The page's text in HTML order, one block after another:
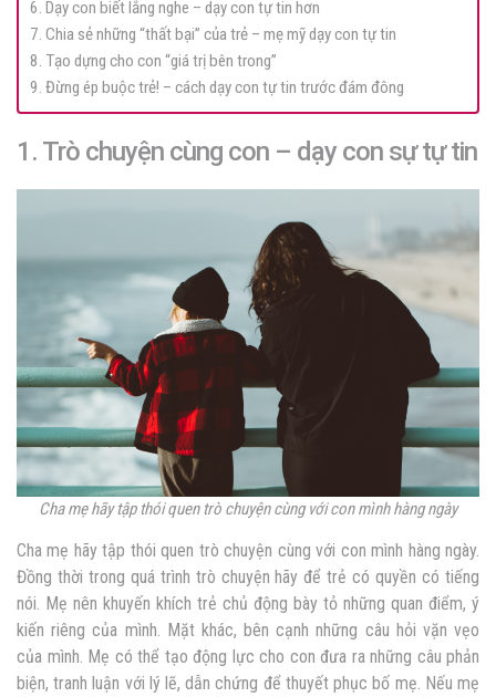
6. Dạy con biết lắng nghe – dạy con tự tin hơn
7. Chia sẻ những “thất bại” của trẻ – mẹ mỹ dạy con tự tin
8. Tạo dựng cho con “giá trị bên trong”
9. Đừng ép buộc trẻ! – cách dạy con tự tin trước đám đông
1. Trò chuyện cùng con – dạy con sự tự tin
Cha mẹ hãy tập thói quen trò chuyện cùng với con mình hàng ngày
Cha mẹ hãy tập thói quen trò chuyện cùng với con mình hàng ngày.
Đồng thời trong quá trình trò chuyện hãy để trẻ có quyền có tiếng
nói. Mẹ nên khuyến khích trẻ chủ động bày tỏ những quan điểm, ý
kiến riêng của mình. Mặt khác, bên cạnh những câu hỏi vặn vẹo
của mình. Mẹ có thể tạo động lực cho con đưa ra những câu phản
biện, tranh luận với lý lẽ, dẫn chứng để thuyết phục bố mẹ. Nếu mẹ